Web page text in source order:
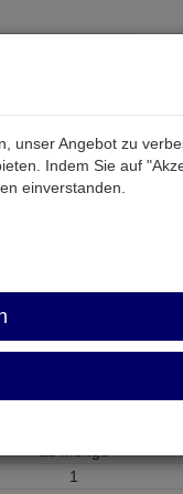
Strom Tab &
4-15M
Kabel RJ11ST(6/4) auf
1
unser Angebot zu
Indem Sie auf
einverstanden.